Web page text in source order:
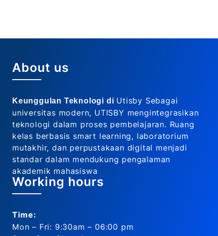
About us
Keunggulan Teknologi di Utisby Sebagai
universitas modern, UTISBY mengintegrasikan
teknologi dalam proses pembelajaran. Ruang
kelas berbasis smart learning, laboratorium
mutakhir, dan perpustakaan digital menjadi
standar dalam mendukung pengalaman
akademik mahasiswa
Working hours
Time:
Mon – Fri: 9:30am – 06:00 pm